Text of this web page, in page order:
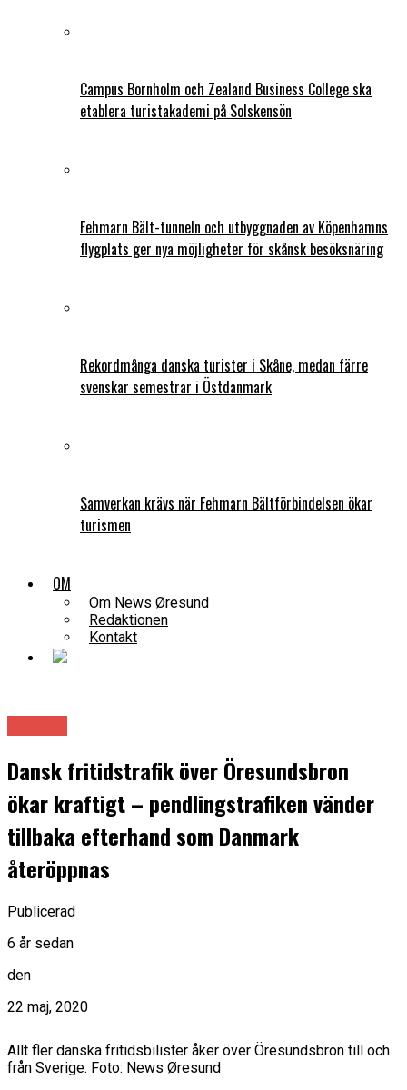
Campus Bornholm och Zealand Business College ska
etablera turistakademi på Solskensön
Fehmarn Bält-tunneln och utbyggnaden av Köpenhamns
flygplats ger nya möjligheter för skånsk besöksnäring
Rekordmånga danska turister i Skåne, medan färre
svenskar semestrar i Östdanmark
Samverkan krävs när Fehmarn Bältförbindelsen ökar
turismen
OM
Om News Øresund
Redaktionen
Kontakt
Dansk fritidstrafik över Öresundsbron
ökar kraftigt – pendlingstrafiken vänder
tillbaka efterhand som Danmark
återöppnas
Publicerad
6 år sedan
den
22 maj, 2020
Allt fler danska fritidsbilister åker över Öresundsbron till och
från Sverige. Foto: News Øresund